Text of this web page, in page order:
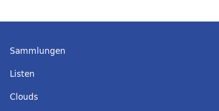
Sammlungen
Listen
Clouds